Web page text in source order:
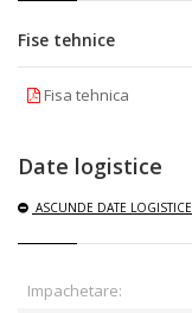
Fise tehnice
Fisa tehnica
Date logistice
ASCUNDE DATE LOGISTICE
Impachetare: